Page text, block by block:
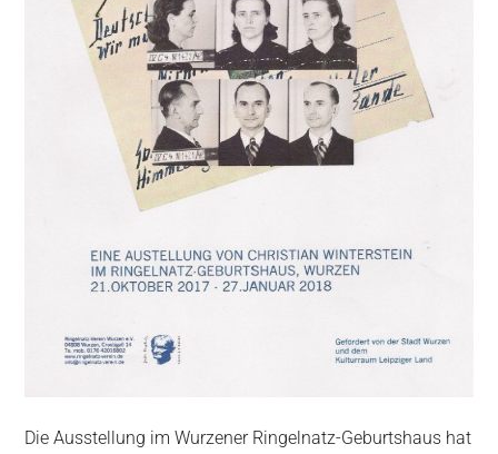
Die Ausstellung im Wurzener Ringelnatz-Geburtshaus hat